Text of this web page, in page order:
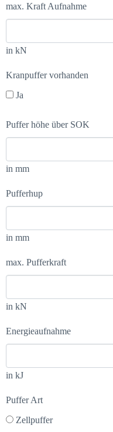
max. Kraft Aufnahme
in kN
Kranpuffer vorhanden
Ja
Puffer höhe über SOK
in mm
Pufferhup
in mm
max. Pufferkraft
in kN
Energieaufnahme
in kJ
Puffer Art
Zellpuffer